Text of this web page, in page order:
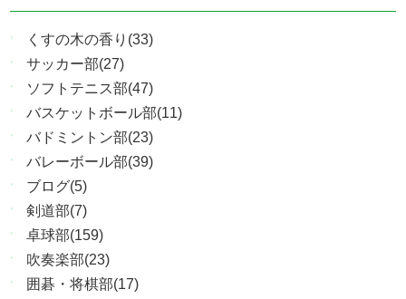
くすの木の香り(33)
サッカー部(27)
ソフトテニス部(47)
バスケットボール部(11)
バドミントン部(23)
バレーボール部(39)
ブログ(5)
剣道部(7)
卓球部(159)
吹奏楽部(23)
囲碁・将棋部(17)